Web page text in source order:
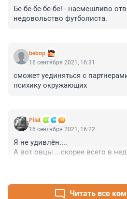
Бе-бе-бе-бе-бе! - насмешливо
недовольство футболиста.
bebop
16 сентября 2021, 16:31
сможет уединяться с
психику окружающих
Pilat
16 сентября 2021, 16:22
Я не удивлён....
А вот овцы....скорее всего в
Читать все